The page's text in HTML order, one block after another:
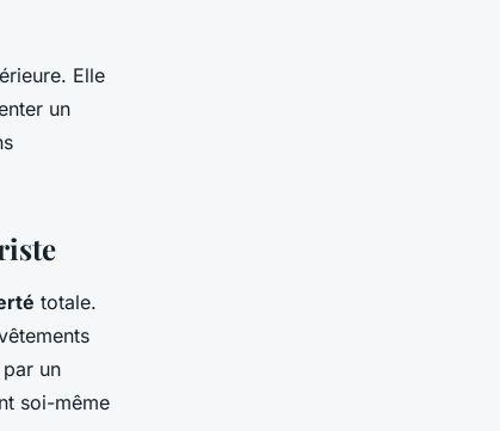
Elle
un
totale.
un
soi-même